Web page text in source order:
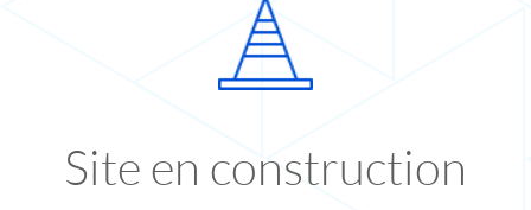
Site en construction